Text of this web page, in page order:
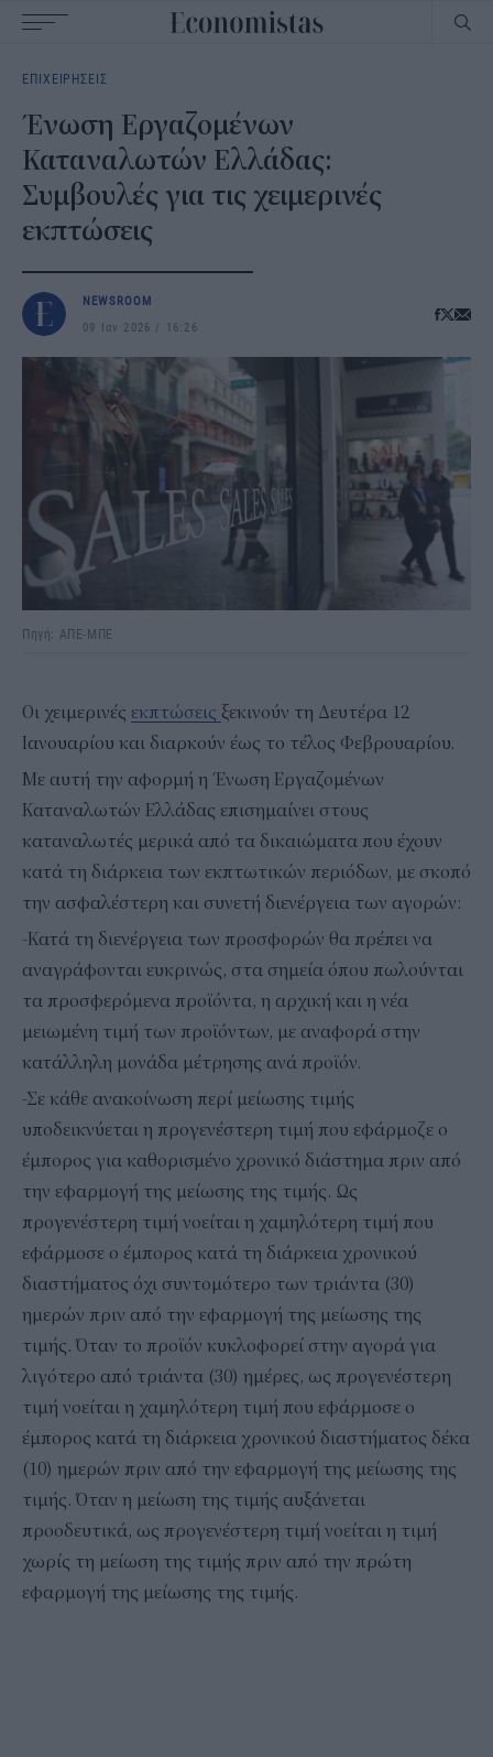
navigation
ΕΠΙΧΕΙΡΗΣΕΙΣ
Ένωση Εργαζομένων
Καταναλωτών Ελλάδας:
Συμβουλές για τις χειμερινές
εκπτώσεις
NEWSROOM
09 Ιαν 2026
16:26
Πηγή: ΑΠΕ-ΜΠΕ
Οι χειμερινές εκπτώσεις ξεκινούν τη Δευτέρα 12
Ιανουαρίου και διαρκούν έως το τέλος Φεβρουαρίου.
Με αυτή την αφορμή η Ένωση Εργαζομένων
Καταναλωτών Ελλάδας επισημαίνει στους
καταναλωτές μερικά από τα δικαιώματα που έχουν
κατά τη διάρκεια των εκπτωτικών περιόδων, με σκοπό
την ασφαλέστερη και συνετή διενέργεια των αγορών:
-Κατά τη διενέργεια των προσφορών θα πρέπει να
αναγράφονται ευκρινώς, στα σημεία όπου πωλούνται
τα προσφερόμενα προϊόντα, η αρχική και η νέα
μειωμένη τιμή των προϊόντων, με αναφορά στην
κατάλληλη μονάδα μέτρησης ανά προϊόν.
-Σε κάθε ανακοίνωση περί μείωσης τιμής
υποδεικνύεται η προγενέστερη τιμή που εφάρμοζε ο
έμπορος για καθορισμένο χρονικό διάστημα πριν από
την εφαρμογή της μείωσης της τιμής. Ως
προγενέστερη τιμή νοείται η χαμηλότερη τιμή που
εφάρμοσε ο έμπορος κατά τη διάρκεια χρονικού
διαστήματος όχι συντομότερο των τριάντα (30)
ημερών πριν από την εφαρμογή της μείωσης της
τιμής. Όταν το προϊόν κυκλοφορεί στην αγορά για
λιγότερο από τριάντα (30) ημέρες, ως προγενέστερη
τιμή νοείται η χαμηλότερη τιμή που εφάρμοσε ο
έμπορος κατά τη διάρκεια χρονικού διαστήματος δέκα
(10) ημερών πριν από την εφαρμογή της μείωσης της
τιμής. Όταν η μείωση της τιμής αυξάνεται
προοδευτικά, ως προγενέστερη τιμή νοείται η τιμή
χωρίς τη μείωση της τιμής πριν από την πρώτη
εφαρμογή της μείωσης της τιμής.